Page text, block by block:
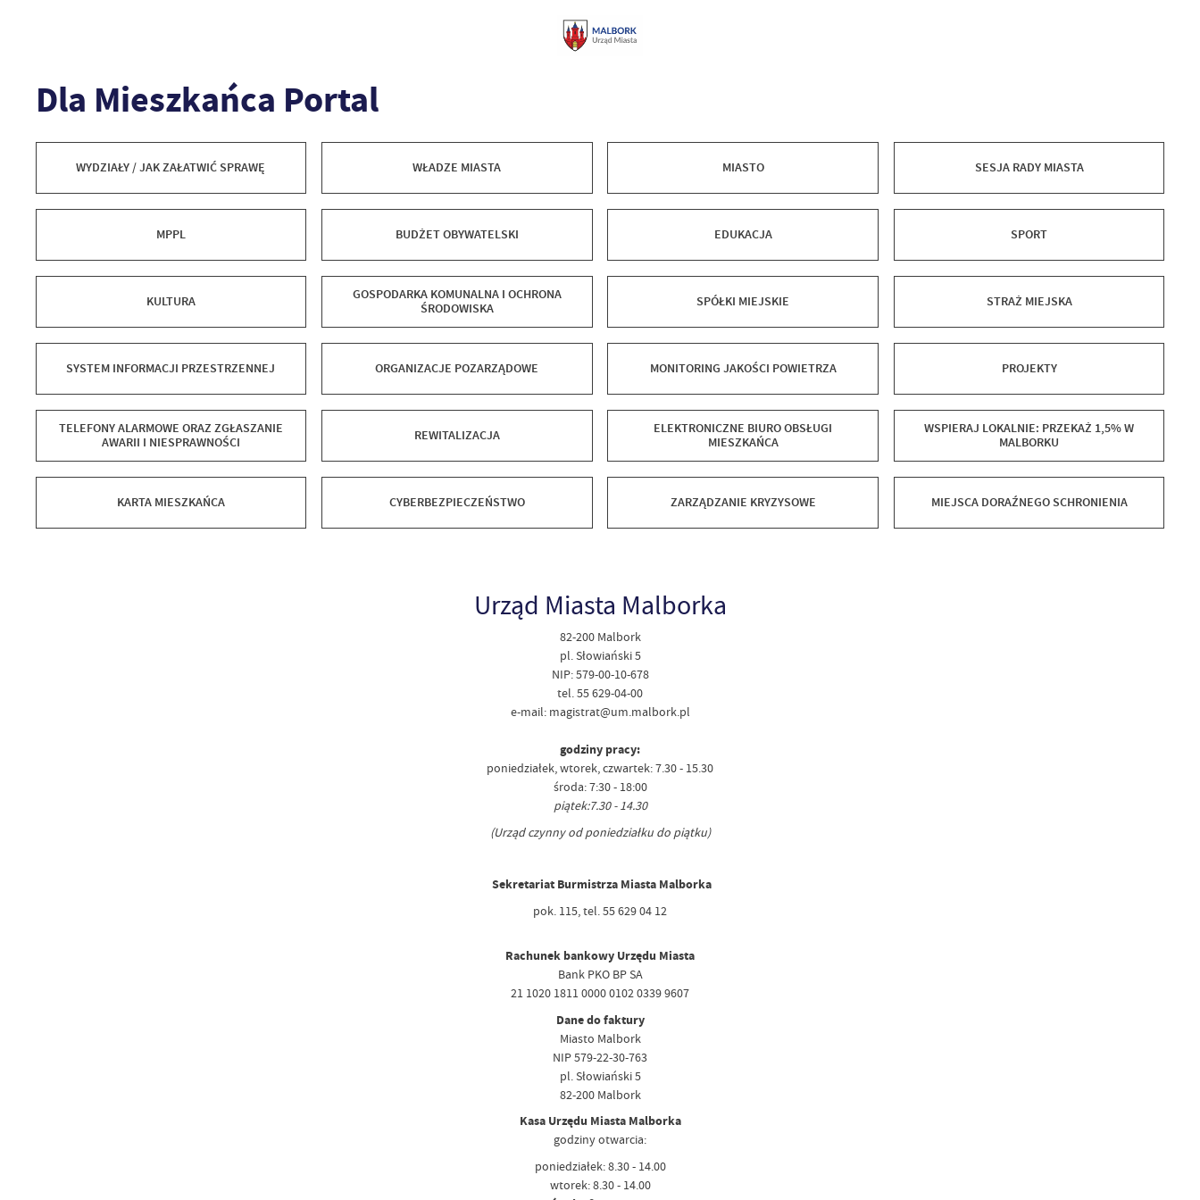
Dla Mieszkańca Portal
WYDZIAŁY / JAK ZAŁATWIĆ SPRAWĘ WŁADZE MIASTA MIASTO SESJA RADY MIASTA
MPPL BUDŻET OBYWATELSKI EDUKACJA SPORT
KULTURA
GOSPODARKA KOMUNALNA I OCHRONA
ŚRODOWISKA
SPÓŁKI MIEJSKIE STRAŻ MIEJSKA
SYSTEM INFORMACJI PRZESTRZENNEJ ORGANIZACJE POZARZĄDOWE MONITORING JAKOŚCI POWIETRZA PROJEKTY
TELEFONY ALARMOWE ORAZ ZGŁASZANIE
AWARII I NIESPRAWNOŚCI
REWITALIZACJA
ELEKTRONICZNE BIURO OBSŁUGI
MIESZKAŃCA
WSPIERAJ LOKALNIE: PRZEKAŻ 1,5% W
MALBORKU
KARTA MIESZKAŃCA CYBERBEZPIECZEŃSTWO ZARZĄDZANIE KRYZYSOWE MIEJSCA DORAŹNEGO SCHRONIENIA
Urząd Miasta Malborka
82-200 Malbork
pl. Słowiański 5
NIP: 579-00-10-678
tel. 55 629-04-00
e-mail: magistrat@um.malbork.pl
godziny pracy:
poniedziałek, wtorek, czwartek: 7.30 - 15.30
środa: 7:30 - 18:00
piątek:7.30 - 14.30
(Urząd czynny od poniedziałku do piątku)
Sekretariat Burmistrza Miasta Malborka
pok. 115, tel. 55 629 04 12
Rachunek bankowy Urzędu Miasta
Bank PKO BP SA
21 1020 1811 0000 0102 0339 9607
Dane do faktury
Miasto Malbork
NIP 579-22-30-763
pl. Słowiański 5
82-200 Malbork
Kasa Urzędu Miasta Malborka
godziny otwarcia:
poniedziałek: 8.30 - 14.00
wtorek: 8.30 - 14.00